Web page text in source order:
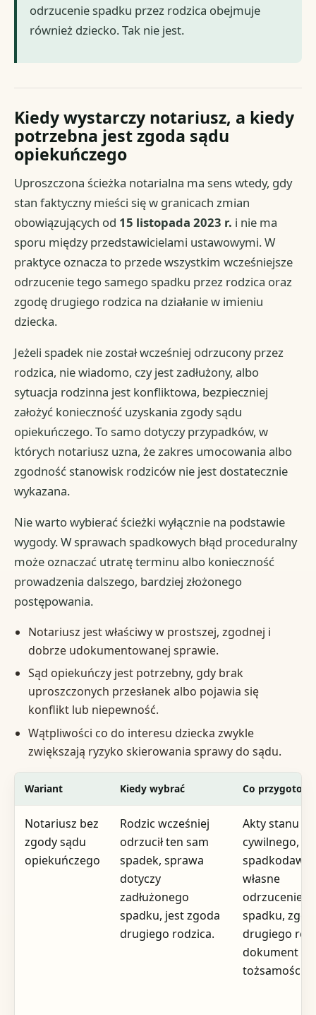
odrzucenie spadku przez rodzica obejmuje
również dziecko. Tak nie jest.
Kiedy wystarczy notariusz, a kiedy
potrzebna jest zgoda sądu
opiekuńczego
Uproszczona ścieżka notarialna ma sens wtedy, gdy
stan faktyczny mieści się w granicach zmian
obowiązujących od 15 listopada 2023 r. i nie ma
sporu między przedstawicielami ustawowymi. W
praktyce oznacza to przede wszystkim wcześniejsze
odrzucenie tego samego spadku przez rodzica oraz
zgodę drugiego rodzica na działanie w imieniu
dziecka.
Jeżeli spadek nie został wcześniej odrzucony przez
rodzica, nie wiadomo, czy jest zadłużony, albo
sytuacja rodzinna jest konfliktowa, bezpieczniej
założyć konieczność uzyskania zgody sądu
opiekuńczego. To samo dotyczy przypadków, w
których notariusz uzna, że zakres umocowania albo
zgodność stanowisk rodziców nie jest dostatecznie
wykazana.
Nie warto wybierać ścieżki wyłącznie na podstawie
wygody. W sprawach spadkowych błąd proceduralny
może oznaczać utratę terminu albo konieczność
prowadzenia dalszego, bardziej złożonego
postępowania.
Notariusz jest właściwy w prostszej, zgodnej i
dobrze udokumentowanej sprawie.
Sąd opiekuńczy jest potrzebny, gdy brak
uproszczonych przesłanek albo pojawia się
konflikt lub niepewność.
Wątpliwości co do interesu dziecka zwykle
zwiększają ryzyko skierowania sprawy do sądu.
Wariant Kiedy wybrać Co
Notariusz bez
zgody sądu
opiekuńczego
Rodzic wcześniej
odrzucił ten sam
spadek, sprawa
dotyczy
zadłużonego
spadku, jest zgoda
drugiego rodzica.
Akty stanu
cywilnego,
własne
odrzucenie
spadku,
drugiego
dokument
tożsamości.